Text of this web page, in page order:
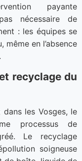
payante
nécessaire de
: les équipes se
en l’absence
recyclage du
dans les Vosges, le
processus de
Le recyclage
soigneuse